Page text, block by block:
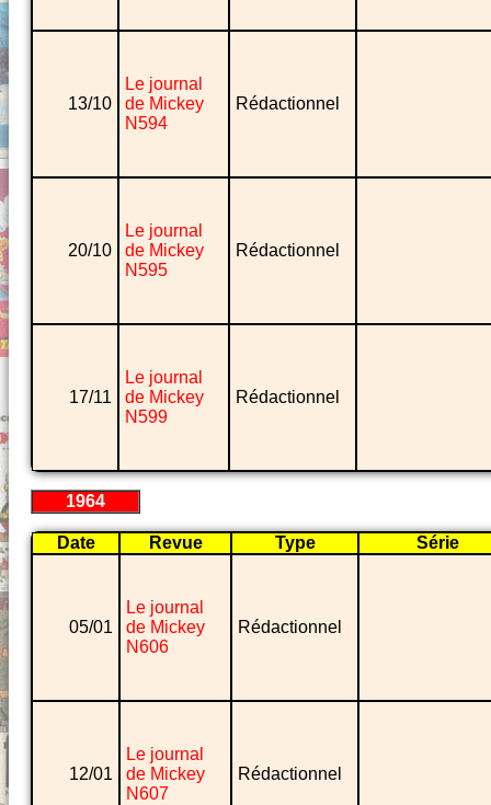
13/10
Le journal
de Mickey
N594
Rédactionnel
20/10
Le journal
de Mickey
N595
Rédactionnel
17/11
Le journal
de Mickey
N599
Rédactionnel
1964
Date Revue Type Série
05/01
Le journal
de Mickey
N606
Rédactionnel
12/01
Le journal
de Mickey
N607
Rédactionnel